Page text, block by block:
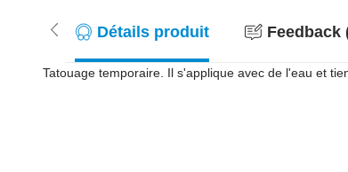
Détails produit Feedback
Tatouage temporaire. Il s'applique avec de l'eau et